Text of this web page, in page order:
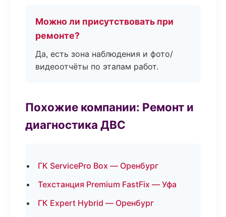
Можно ли присутствовать при
ремонте?
Да, есть зона наблюдения и фото/
видеоотчёты по этапам работ.
Похожие компании: Ремонт и
диагностика ДВС
ГК ServicePro Box — Оренбург
Техстанция Premium FastFix — Уфа
ГК Expert Hybrid — Оренбург